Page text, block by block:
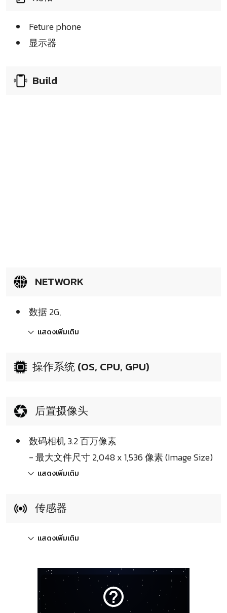
Feture phone
显示器
Build
NETWORK
数据 2G,
แสดงเพิ่มเติม
操作系统 (OS, CPU, GPU)
后置摄像头
数码相机 3.2 百万像素
- 最大文件尺寸 2,048 x 1,536 像素 (Image Size)
แสดงเพิ่มเติม
传感器
แสดงเพิ่มเติม
help_outline